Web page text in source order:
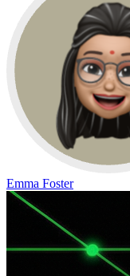
Emma Foster